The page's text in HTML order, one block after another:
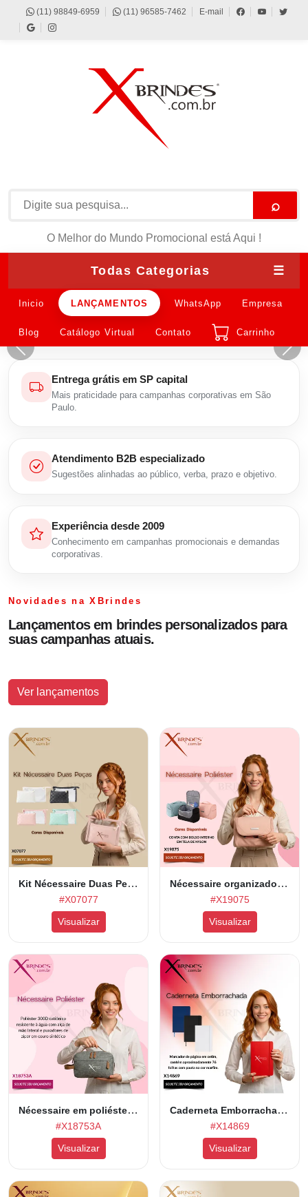
(11) 98849-6959 (11) 96585-7462 E-mail
⌕
O Melhor do Mundo Promocional está Aqui !
Todas Categorias ☰
Inicio LANÇAMENTOS WhatsApp Empresa
Blog Catálogo Virtual Contato Carrinho
Entrega grátis em SP capital
Mais praticidade para campanhas corporativas em São
Paulo.
Atendimento B2B especializado
Sugestões alinhadas ao público, verba, prazo e objetivo.
Experiência desde 2009
Conhecimento em campanhas promocionais e demandas
corporativas.
Novidades na XBrindes
Lançamentos em brindes personalizados para
suas campanhas atuais.
Ver lançamentos
Kit Nécessaire Duas Peças em tamanhos Diferentes X07077
#X07077
Visualizar
Nécessaire organizadora confeccionada em poliéster impermeável X19075
#X19075
Visualizar
Nécessaire em poliéster 300D catiônico resistente à água X18753A
#X18753A
Visualizar
Caderneta Emborrachada com elástico para lacre e marcador de página X14869
#X14869
Visualizar